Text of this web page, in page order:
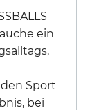
ein
Sport
bei